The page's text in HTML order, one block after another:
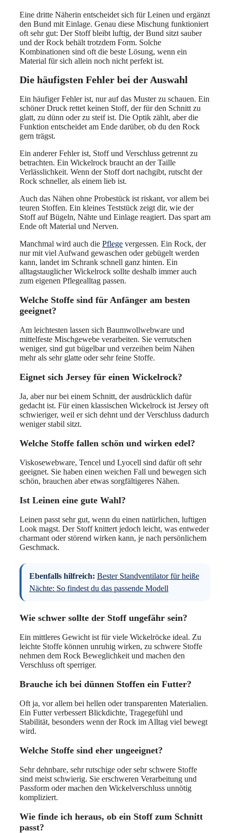
Eine dritte Näherin entscheidet sich für Leinen und ergänzt
den Bund mit Einlage. Genau diese Mischung funktioniert
oft sehr gut: Der Stoff bleibt luftig, der Bund sitzt sauber
und der Rock behält trotzdem Form. Solche
Kombinationen sind oft die beste Lösung, wenn ein
Material für sich allein noch nicht perfekt ist.
Die häufigsten Fehler bei der Auswahl
Ein häufiger Fehler ist, nur auf das Muster zu schauen. Ein
schöner Druck rettet keinen Stoff, der für den Schnitt zu
glatt, zu dünn oder zu steif ist. Die Optik zählt, aber die
Funktion entscheidet am Ende darüber, ob du den Rock
gern trägst.
Ein anderer Fehler ist, Stoff und Verschluss getrennt zu
betrachten. Ein Wickelrock braucht an der Taille
Verlässlichkeit. Wenn der Stoff dort nachgibt, rutscht der
Rock schneller, als einem lieb ist.
Auch das Nähen ohne Probestück ist riskant, vor allem bei
teuren Stoffen. Ein kleines Teststück zeigt dir, wie der
Stoff auf Bügeln, Nähte und Einlage reagiert. Das spart am
Ende oft Material und Nerven.
Manchmal wird auch die Pflege vergessen. Ein Rock, der
nur mit viel Aufwand gewaschen oder gebügelt werden
kann, landet im Schrank schnell ganz hinten. Ein
alltagstauglicher Wickelrock sollte deshalb immer auch
zum eigenen Pflegealltag passen.
Welche Stoffe sind für Anfänger am besten
geeignet?
Am leichtesten lassen sich Baumwollwebware und
mittelfeste Mischgewebe verarbeiten. Sie verrutschen
weniger, sind gut bügelbar und verzeihen beim Nähen
mehr als sehr glatte oder sehr feine Stoffe.
Eignet sich Jersey für einen Wickelrock?
Ja, aber nur bei einem Schnitt, der ausdrücklich dafür
gedacht ist. Für einen klassischen Wickelrock ist Jersey oft
schwieriger, weil er sich dehnt und der Verschluss dadurch
weniger stabil sitzt.
Welche Stoffe fallen schön und wirken edel?
Viskosewebware, Tencel und Lyocell sind dafür oft sehr
geeignet. Sie haben einen weichen Fall und bewegen sich
schön, brauchen aber etwas sorgfältigeres Nähen.
Ist Leinen eine gute Wahl?
Leinen passt sehr gut, wenn du einen natürlichen, luftigen
Look magst. Der Stoff knittert jedoch leicht, was entweder
charmant oder störend wirken kann, je nach persönlichem
Geschmack.
Ebenfalls hilfreich: Bester Standventilator für heiße
Nächte: So findest du das passende Modell
Wie schwer sollte der Stoff ungefähr sein?
Ein mittleres Gewicht ist für viele Wickelröcke ideal. Zu
leichte Stoffe können unruhig wirken, zu schwere Stoffe
nehmen dem Rock Beweglichkeit und machen den
Verschluss oft sperriger.
Brauche ich bei dünnen Stoffen ein Futter?
Oft ja, vor allem bei hellen oder transparenten Materialien.
Ein Futter verbessert Blickdichte, Tragegefühl und
Stabilität, besonders wenn der Rock im Alltag viel bewegt
wird.
Welche Stoffe sind eher ungeeignet?
Sehr dehnbare, sehr rutschige oder sehr schwere Stoffe
sind meist schwierig. Sie erschweren Verarbeitung und
Passform oder machen den Wickelverschluss unnötig
kompliziert.
Wie finde ich heraus, ob ein Stoff zum Schnitt
passt?